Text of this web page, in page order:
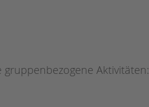
Aktivitäten: